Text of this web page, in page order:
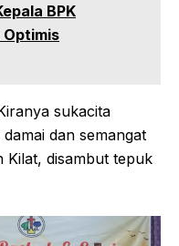
BPK
sukacita
dan semangat
Kilat, disambut tepuk